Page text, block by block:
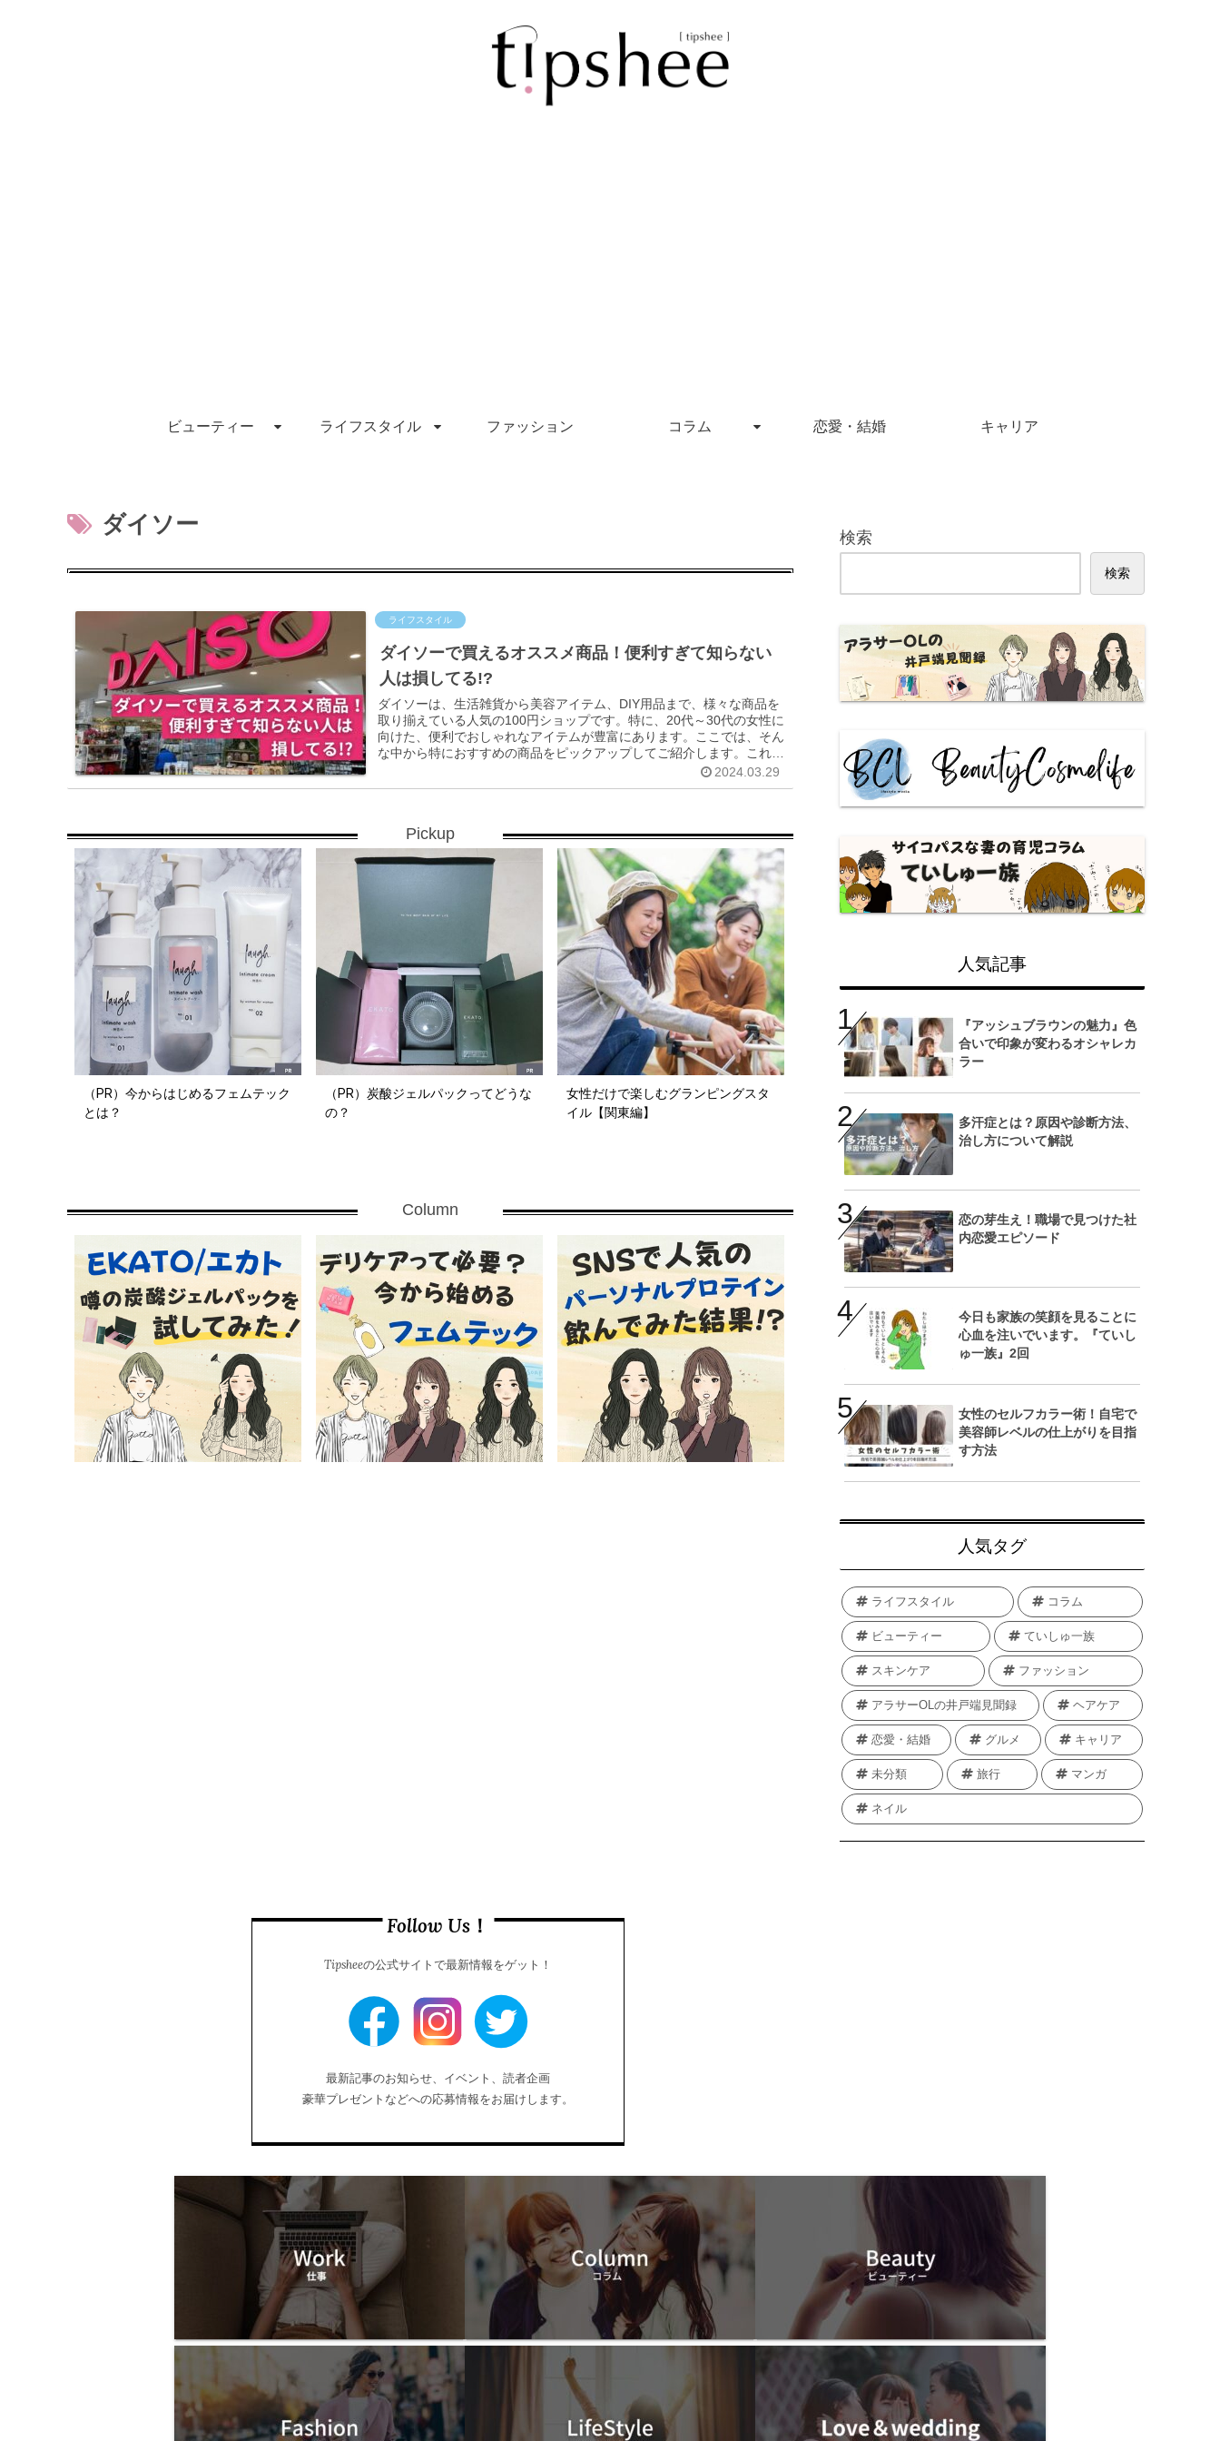
ビューティー ライフスタイル ファッション コラム 恋愛・結婚 キャリア
ダイソー
ライフスタイル
ダイソーで買えるオススメ商品！便利すぎて知らない
人は損してる!?
ダイソーは、生活雑貨から美容アイテム、DIY用品まで、様々な商品を
取り揃えている人気の100円ショップです。特に、20代～30代の女性に
向けた、便利でおしゃれなアイテムが豊富にあります。ここでは、そん
な中から特におすすめの商品をピックアップしてご紹介します。これら
の商品を知らないと、まさに損をしているかもしれません！2024.03.29
Pickup
（PR）今からはじめるフェムテック
とは？
（PR）炭酸ジェルパックってどうな
の？
女性だけで楽しむグランピングスタ
イル【関東編】
Column
検索
検索
人気記事
『アッシュブラウンの魅力』色
合いで印象が変わるオシャレカ
ラー
多汗症とは？原因や診断方法、
治し方について解説
恋の芽生え！職場で見つけた社
内恋愛エピソード
今日も家族の笑顔を見ることに
心血を注いでいます。『ていし
ゅ一族』2回
女性のセルフカラー術！自宅で
美容師レベルの仕上がりを目指
す方法
人気タグ
ライフスタイル コラム
ビューティー ていしゅ一族
スキンケア ファッション
アラサーOLの井戸端見聞録 ヘアケア
恋愛・結婚 グルメ キャリア
未分類 旅行 マンガ
ネイル
Follow Us！
Tipsheeの公式サイトで最新情報をゲット！
最新記事のお知らせ、イベント、読者企画
豪華プレゼントなどへの応募情報をお届けします。